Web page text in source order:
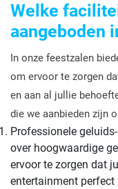
Welke
aangeboden
In onze feestzalen
om ervoor te zorgen
en aan al jullie
die we aanbieden zijn
Professionele
over hoogwaardige
ervoor te zorgen dat
entertainment perfect